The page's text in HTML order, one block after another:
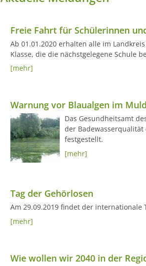
Freie Fahrt für Schülerinnen
Ab 01.01.2020 erhalten alle im
Klasse, die die nächstgelegene Schule
[mehr]
Warnung vor Blaualgen im
Das Gesundheitsamt
der Badewasserqualität
festgestellt.
[mehr]
Tag der Gehörlosen
Am 29.09.2019 findet der internationale
[mehr]
Wie wollen wir 2040 in der